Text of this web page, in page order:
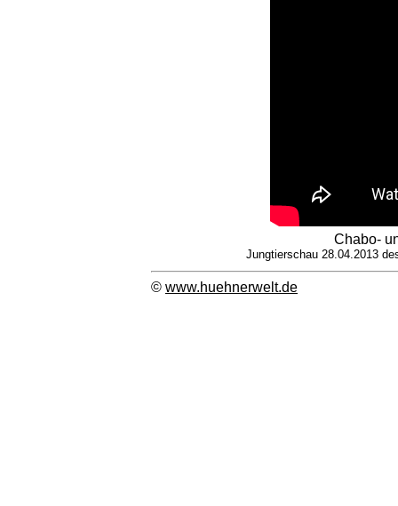
Chabo-
Jungtierschau 28.04.2013
© www.huehnerwelt.de